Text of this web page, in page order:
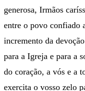
generosa, Irmãos
entre o povo confiado
incremento da
para a Igreja e para a
do coração, a vós e a
exercita o vosso zelo